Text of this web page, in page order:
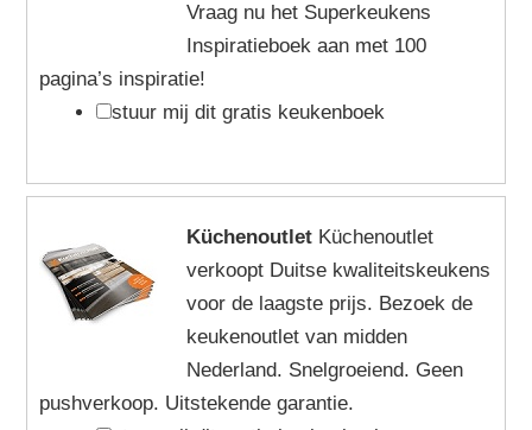
Vraag nu het Superkeukens
Inspiratieboek aan met 100
pagina’s inspiratie!
stuur mij dit gratis keukenboek
Küchenoutlet Küchenoutlet
verkoopt Duitse kwaliteitskeukens
voor de laagste prijs. Bezoek de
keukenoutlet van midden
Nederland. Snelgroeiend. Geen
pushverkoop. Uitstekende garantie.